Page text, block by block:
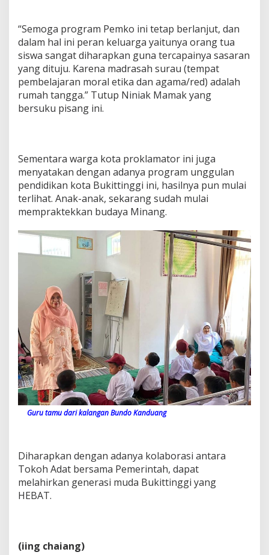
“Semoga program Pemko ini tetap berlanjut, dan
dalam hal ini peran keluarga yaitunya orang tua
siswa sangat diharapkan guna tercapainya sasaran
yang dituju. Karena madrasah surau (tempat
pembelajaran moral etika dan agama/red) adalah
rumah tangga.” Tutup Niniak Mamak yang
bersuku pisang ini.
Sementara warga kota proklamator ini juga
menyatakan dengan adanya program unggulan
pendidikan kota Bukittinggi ini, hasilnya pun mulai
terlihat. Anak-anak, sekarang sudah mulai
mempraktekkan budaya Minang.
Guru tamu dari kalangan Bundo Kanduang
Diharapkan dengan adanya kolaborasi antara
Tokoh Adat bersama Pemerintah, dapat
melahirkan generasi muda Bukittinggi yang
HEBAT.
(iing chaiang)